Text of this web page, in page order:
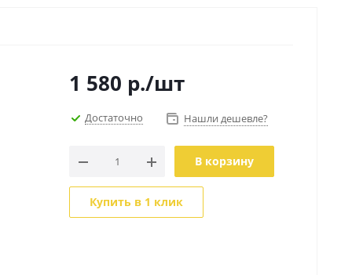
1 580 р./шт
Достаточно Нашли дешевле?
В корзину
Купить в 1 клик